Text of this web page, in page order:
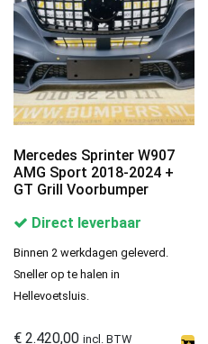
Mercedes Sprinter W907
AMG Sport 2018-2024 +
GT Grill Voorbumper
Direct leverbaar
Binnen 2 werkdagen geleverd.
Sneller op te halen in
Hellevoetsluis.
€ 2.420,00 incl. BTW